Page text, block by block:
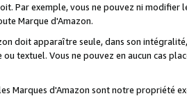
Par exemple, vous ne pouvez ni
Marque d'Amazon.
doit apparaître seule, dans son
textuel. Vous ne pouvez en aucun cas
Marques d'Amazon sont notre propriété